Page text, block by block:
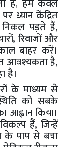
है, हम केवल
ध्यान केंद्रित
पड़ते हैं,
रिवाजों और
बाहर करें।
आवश्यकता है,
है।
के माध्यम से
को सबके
किया।
हैं, जिन्हें
के पाप से बचा